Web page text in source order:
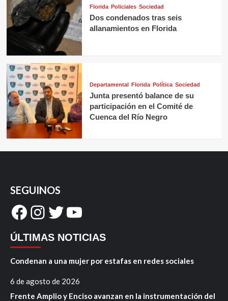
Florida Policiales Sociedad
Dos condenados tras seis
allanamientos en Florida
Departamental Florida Política Sociedad
Junta presentó balance de su
participación en el Comité de
Cuenca del Río Negro
SEGUINOS
Facebook
Instagram
Twitter
YouTube
ÚLTIMAS NOTICIAS
Condenan a una mujer por estafas en redes sociales
6 de agosto de 2026
Frente Amplio y Enciso avanzan en la instrumentación del